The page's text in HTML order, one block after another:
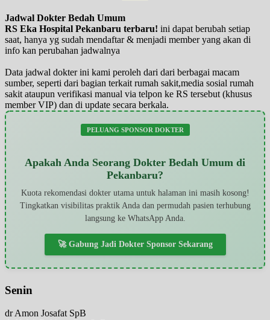
Jadwal Dokter Bedah Umum
RS Eka Hospital Pekanbaru terbaru! ini dapat berubah setiap
saat, hanya yg sudah mendaftar & menjadi member yang akan di
info kan perubahan jadwalnya
Data jadwal dokter ini kami peroleh dari dari berbagai macam
sumber, seperti dari bagian terkait rumah sakit,media sosial rumah
sakit ataupun verifikasi manual via telpon ke RS tersebut (khusus
member VIP) dan di update secara berkala.
PELUANG SPONSOR DOKTER
Apakah Anda Seorang Dokter Bedah Umum di
Pekanbaru?
Kuota rekomendasi dokter utama untuk halaman ini masih kosong!
Tingkatkan visibilitas praktik Anda dan permudah pasien terhubung
langsung ke WhatsApp Anda.
🚀 Gabung Jadi Dokter Sponsor Sekarang
Senin
dr Amon Josafat SpB